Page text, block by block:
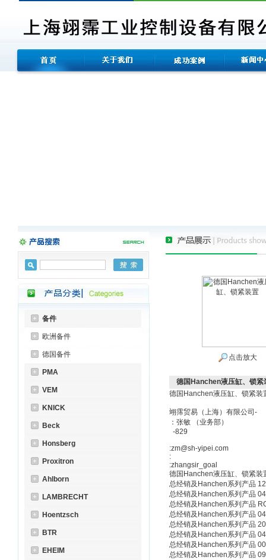
备件
欧洲备件
德国备件
PMA
VEM
KNICK
Beck
Honsberg
Proxitron
Ahlborn
LAMBRECHT
Hoentzsch
BTR
EHEIM
点击放大
德国Hanchen液压缸、锁紧
德国Hanchen液压缸、锁紧
翊霈贸易（上海）有限公司-
：张敏 （业务部）
-829
:zm@sh-yipei.com
:
:zhangsir_goal
德国Hanchen液压缸、锁紧
总经销及Hanchen系列产品
总经销及Hanchen系列产品
总经销及Hanchen系列产品
总经销及Hanchen系列产品
总经销及Hanchen系列产品
总经销及Hanchen系列产品
总经销及Hanchen系列产品
总经销及Hanchen系列产品